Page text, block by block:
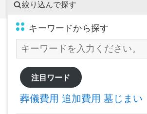
絞り込んで探す
キーワードから探す
注目ワード
葬儀費用 追加費用 墓じまい